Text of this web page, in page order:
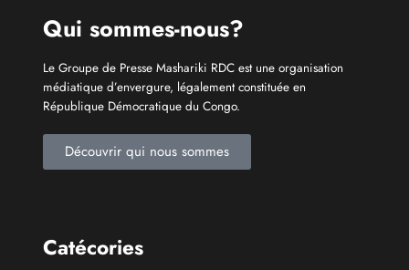
Qui sommes-nous?
Le Groupe de Presse Mashariki RDC est une organisation
médiatique d’envergure, légalement constituée en
République Démocratique du Congo.
Découvrir qui nous sommes
Catécories